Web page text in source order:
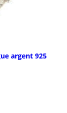
argent 925